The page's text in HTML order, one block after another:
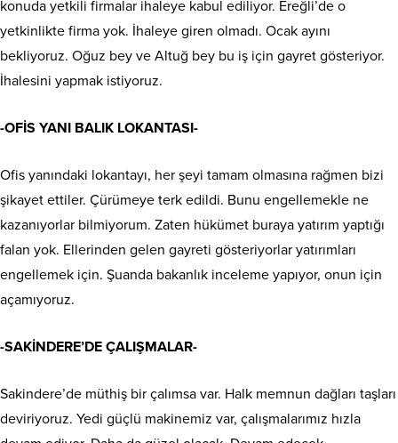
konuda yetkili firmalar ihaleye kabul ediliyor. Ereğli’de o
yetkinlikte firma yok. İhaleye giren olmadı. Ocak ayını
bekliyoruz. Oğuz bey ve Altuğ bey bu iş için gayret gösteriyor.
İhalesini yapmak istiyoruz.
-OFİS YANI BALIK LOKANTASI-
Ofis yanındaki lokantayı, her şeyi tamam olmasına rağmen bizi
şikayet ettiler. Çürümeye terk edildi. Bunu engellemekle ne
kazanıyorlar bilmiyorum. Zaten hükümet buraya yatırım yaptığı
falan yok. Ellerinden gelen gayreti gösteriyorlar yatırımları
engellemek için. Şuanda bakanlık inceleme yapıyor, onun için
açamıyoruz.
-SAKİNDERE’DE ÇALIŞMALAR-
Sakindere’de müthiş bir çalımsa var. Halk memnun dağları taşları
deviriyoruz. Yedi güçlü makinemiz var, çalışmalarımız hızla